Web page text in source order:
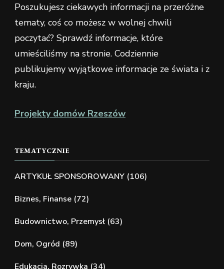
Poszukujesz ciekawych informacji na przeróżne
tematy, coś co możesz w wolnej chwili
poczytać? Sprawdź informacje, które
umieściliśmy na stronie. Codziennie
publikujemy wyjątkowe informacje ze świata i z
kraju.
Projekty domów Rzeszów
TEMATYCZNIE
ARTYKUŁ SPONSOROWANY (106)
Biznes, Finanse (72)
Budownictwo, Przemysł (63)
Dom, Ogród (89)
Edukacja, Rozrywka (34)